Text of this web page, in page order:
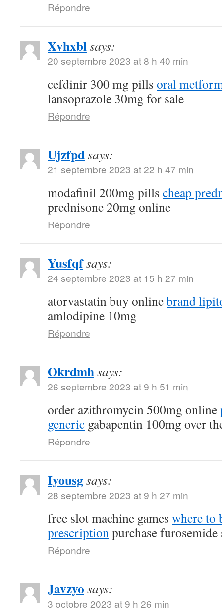
Répondre
Xvhxblsays:
20 septembre 2023 at 8 h 40 min
cefdinir 300 mg pills oral
lansoprazole 30mg for sale
Répondre
Ujzfpdsays:
21 septembre 2023 at 22 h 47 min
modafinil 200mg pills cheap
prednisone 20mg online
Répondre
Yusfqfsays:
24 septembre 2023 at 15 h 27 min
atorvastatin buy onlinebrand
amlodipine 10mg
Répondre
Okrdmhsays:
26 septembre 2023 at 9 h 51 min
order azithromycin 500mg online
generic gabapentin 100mg over
Répondre
Iyousgsays:
28 septembre 2023 at 9 h 27 min
free slot machine games where to
prescriptionpurchase furosemide
Répondre
Javzyo says:
3 octobre 2023 at 9 h 26 min